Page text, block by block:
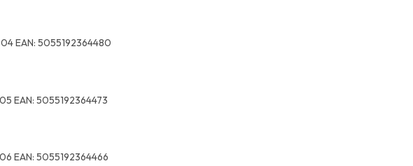
EAN: 5055192364480
EAN: 5055192364473
EAN: 5055192364466